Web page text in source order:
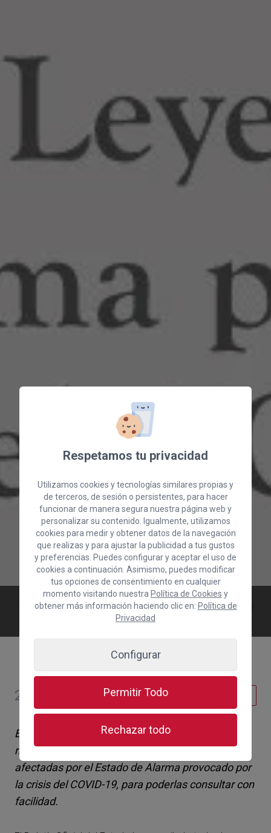
Recopilatorio de normativa publicada
con las medidas contra el COVID-19
20 de marzo de 2020
El BOE ha recopilado todas las novedades
normativas y leyes nacionales y autonómicas
afectadas por el Estado de Alarma provocado por
la crisis del COVID-19, para poderlas consultar con
facilidad.
Respetamos tu privacidad
Utilizamos cookies y tecnologías similares propias y
de terceros, de sesión o persistentes, para hacer
funcionar de manera segura nuestra página web y
personalizar su contenido. Igualmente, utilizamos
cookies para medir y obtener datos de la navegación
que realizas y para ajustar la publicidad a tus gustos
y preferencias. Puedes configurar y aceptar el uso de
cookies a continuación. Asimismo, puedes modificar
tus opciones de consentimiento en cualquier
momento visitando nuestra Política de Cookies y
obtener más información haciendo clic en: Política de
Privacidad
Configurar
Permitir Todo
Rechazar todo